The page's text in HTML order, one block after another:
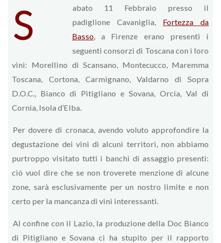
S
abato 11 Febbraio presso il
padiglione Cavaniglia, Fortezza da
Basso, a Firenze erano presenti i
seguenti consorzi di Toscana con i loro
vini: Morellino di Scansano, Montecucco, Maremma
Toscana, Cortona, Carmignano, Valdarno di Sopra
D.O.C., Bianco di Pitigliano e Sovana, Orcia, Val di
Cornia, Isola d’Elba.
Per dovere di cronaca, avendo voluto approfondire la
degustazione dei vini di alcuni territori, non abbiamo
purtroppo visitato tutti i banchi di assaggio presenti:
ciò vuol dire che se non troverete menzione di alcune
zone, sarà esclusivamente per un nostro limite e non
certo per la mancanza di vini interessanti.
Al confine con il Lazio, la produzione della Doc Bianco
di Pitigliano e Sovana ci ha stupito per il rapporto